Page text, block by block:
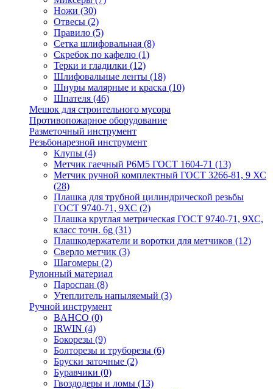
Ножи (30)
Отвесы (2)
Правило (5)
Сетка шлифовальная (8)
Скребок по кафелю (1)
Терки и гладилки (12)
Шлифовальные ленты (18)
Шнуры малярные и краска (10)
Шпателя (46)
Мешок для строительного мусора
Противопожарное оборудование
Разметочный инструмент
Резьбонарезной инструмент
Клупы (4)
Метчик гаечный Р6М5 ГОСТ 1604-71 (13)
Метчик ручной комплектный ГОСТ 3266-81, 9 ХС
(28)
Плашка для трубной цилиндрической резьбы
ГОСТ 9740-71, 9ХС (2)
Плашка круглая метрическая ГОСТ 9740-71, 9ХС,
класс точн. 6g (31)
Плашкодержатели и воротки для метчиков (12)
Сверло метчик (3)
Шагомеры (2)
Рулонный материал
Пароспан (8)
Утеплитель напыляемый (3)
Ручной инструмент
BAHCO (0)
IRWIN (4)
Бокорезы (9)
Болторезы и труборезы (6)
Бруски заточные (2)
Буравчики (0)
Гвоздодеры и ломы (13)